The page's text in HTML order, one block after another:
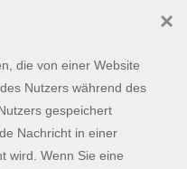
werden.
die von einer Website
Nutzers während des
gespeichert
Nachricht in einer
wird. Wenn Sie eine
×